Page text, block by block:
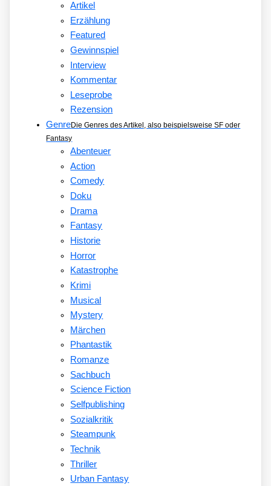
Artikel
Erzählung
Featured
Gewinnspiel
Interview
Kommentar
Leseprobe
Rezension
GenreDie Genres des Artikel, also beispielsweise SF oder
Fantasy
Abenteuer
Action
Comedy
Doku
Drama
Fantasy
Historie
Horror
Katastrophe
Krimi
Musical
Mystery
Märchen
Phantastik
Romanze
Sachbuch
Science Fiction
Selfpublishing
Sozialkritik
Steampunk
Technik
Thriller
Urban Fantasy